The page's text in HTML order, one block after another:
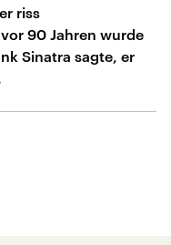
riss
90 Jahren wurde
Sinatra sagte, er